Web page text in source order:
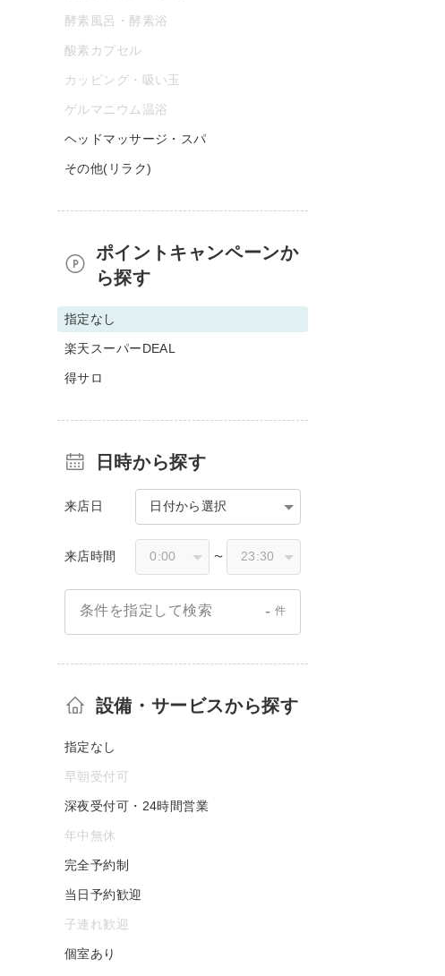
酵素風呂・酵素浴
酸素カプセル
カッピング・吸い玉
ゲルマニウム温浴
ヘッドマッサージ・スパ
その他(リラク)
ポイントキャンペーンか
ら探す
指定なし
楽天スーパーDEAL
得サロ
日時から探す
来店日 日付から選択
来店時間 〜
条件を指定して検索 - 件
設備・サービスから探す
指定なし
早朝受付可
深夜受付可・24時間営業
年中無休
完全予約制
当日予約歓迎
子連れ歓迎
個室あり